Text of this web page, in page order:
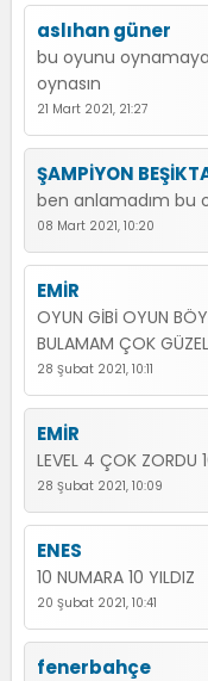
aslıhan güner
bu oyunu
oynasın
21 Mart 2021, 21:27
ŞAMPİYON
ben anlamadım bu
08 Mart 2021, 10:20
EMİR
OYUN GİBİ OYUN
BULAMAM ÇOK GÜZEL
28 Şubat 2021, 10:11
EMİR
LEVEL 4 ÇOK ZORDU
28 Şubat 2021, 10:09
ENES
10 NUMARA 10 YILDIZ
20 Şubat 2021, 10:41
fenerbahçe